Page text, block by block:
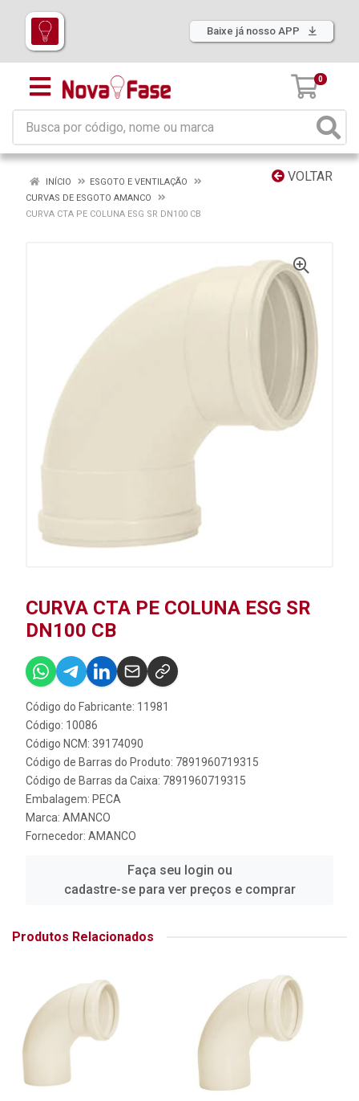
Baixe já nosso APP
0
VOLTAR
INÍCIO
ESGOTO E VENTILAÇÃO
CURVAS DE ESGOTO AMANCO
CURVA CTA PE COLUNA ESG SR DN100 CB
CURVA CTA PE COLUNA ESG SR
DN100 CB
Código do Fabricante: 11981
Código: 10086
Código NCM: 39174090
Código de Barras do Produto: 7891960719315
Código de Barras da Caixa: 7891960719315
Embalagem: PECA
Marca: AMANCO
Fornecedor: AMANCO
Faça seu login ou
cadastre-se para ver preços e comprar
Produtos Relacionados